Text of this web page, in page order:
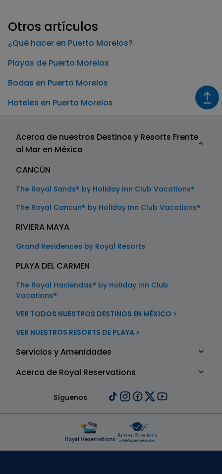
Otros artículos
¿Qué hacer en Puerto Morelos?
Playas de Puerto Morelos
Bodas en Puerto Morelos
Hoteles en Puerto Morelos
Acerca de nuestros Destinos y Resorts Frente
al Mar en México
CANCÚN
The Royal Sands® by Holiday Inn Club Vacations®
The Royal Cancun® by Holiday Inn Club Vacations®
RIVIERA MAYA
Grand Residences by Royal Resorts
PLAYA DEL CARMEN
The Royal Haciendas® by Holiday Inn Club
Vacations®
VER TODOS NUESTROS DESTINOS EN MÉXICO >
VER NUESTROS RESORTS DE PLAYA >
Servicios y Amenidades
Acerca de Royal Reservations
Síguenos